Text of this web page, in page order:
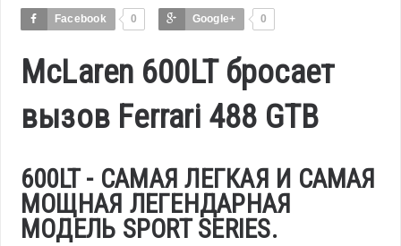
Facebook 0 Google+ 0
McLaren 600LT бросает
вызов Ferrari 488 GTB
600LT - САМАЯ ЛЕГКАЯ И САМАЯ
МОЩНАЯ ЛЕГЕНДАРНАЯ
МОДЕЛЬ SPORT SERIES.